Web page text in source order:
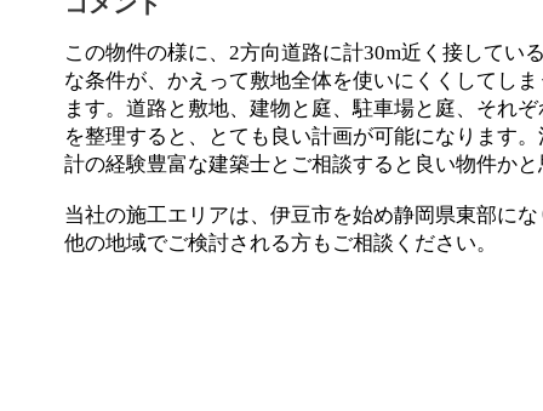
この物件の様に、2方向道路に計30m近く接してい
な条件が、かえって敷地全体を使いにくくしてし
ます。道路と敷地、建物と庭、駐車場と庭、それ
を整理すると、とても良い計画が可能になります
計の経験豊富な建築士とご相談すると良い物件か
当社の施工エリアは、伊豆市を始め静岡県東部に
他の地域でご検討される方もご相談ください。